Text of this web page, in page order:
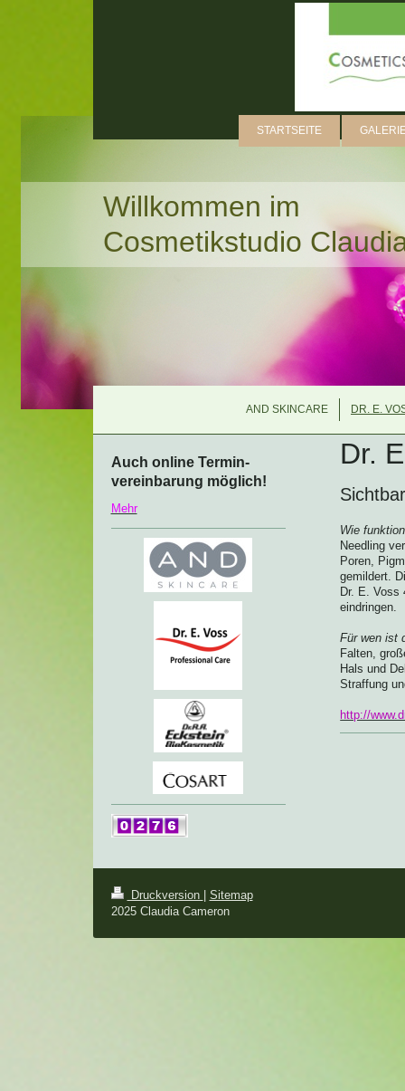
STARTSEITE
Willkommen im
Cosmetikstudio
AND SKINCARE DR. E.
Dr.
Wie
Needling
Poren,
gemildert.
Dr. E. Voss
eindringen.
Für wen ist
Falten,
Hals und
Straffung
http://
Auch online Termin-
vereinbarung möglich!
Mehr
Druckversion | Sitemap
2025 Claudia Cameron